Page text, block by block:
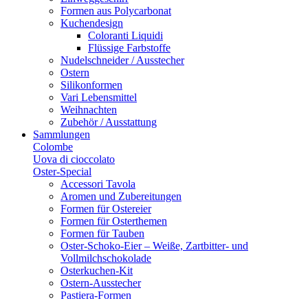
Formen aus Polycarbonat
Kuchendesign
Coloranti Liquidi
Flüssige Farbstoffe
Nudelschneider / Ausstecher
Ostern
Silikonformen
Vari Lebensmittel
Weihnachten
Zubehör / Ausstattung
Sammlungen
Colombe
Uova di cioccolato
Oster-Special
Accessori Tavola
Aromen und Zubereitungen
Formen für Ostereier
Formen für Osterthemen
Formen für Tauben
Oster-Schoko-Eier – Weiße, Zartbitter- und
Vollmilchschokolade
Osterkuchen-Kit
Ostern-Ausstecher
Pastiera-Formen